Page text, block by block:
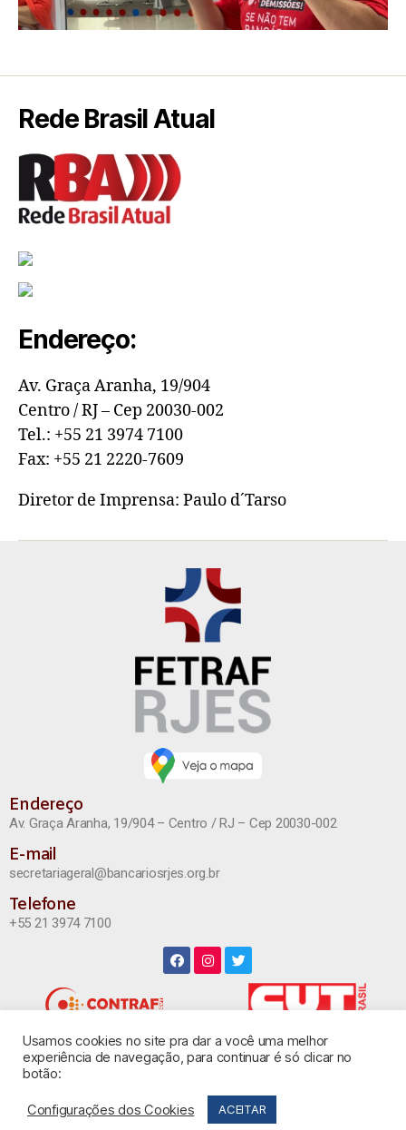
Rede Brasil Atual
Endereço:
Av. Graça Aranha, 19/904
Centro / RJ – Cep 20030-002
Tel.: +55 21 3974 7100
Fax: +55 21 2220-7609
Diretor de Imprensa: Paulo d´Tarso
Endereço
Av. Graça Aranha, 19/904 – Centro / RJ – Cep 20030-002
E-mail
secretariageral@bancariosrjes.org.br
Telefone
+55 21 3974 7100
INSTAGRAM
Usamos cookies no site pra dar a você uma melhor
experiência de navegação, para continuar é só clicar no
botão:
Configurações dos Cookies ACEITAR